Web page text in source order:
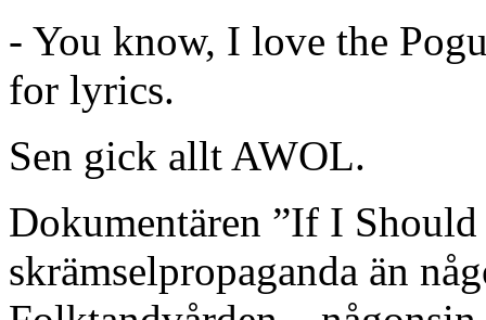
- You know, I love the
for lyrics.
Sen gick allt AWOL.
Dokumentären ”If I
skrämselpropaganda än